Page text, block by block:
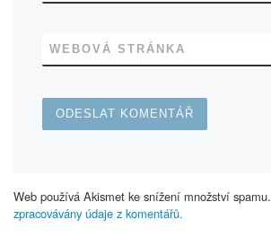
WEBOVÁ STRÁNKA
Web používá Akismet ke snížení množství spamu.
zpracovávány údaje z komentářů.